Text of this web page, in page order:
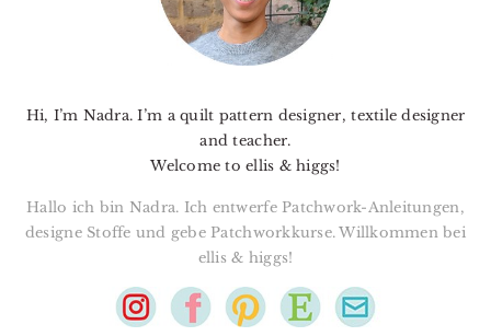
Hi, I’m Nadra. I’m a quilt pattern designer, textile designer
and teacher.
Welcome to ellis & higgs!
Hallo ich bin Nadra. Ich entwerfe Patchwork-Anleitungen,
designe Stoffe und gebe Patchworkkurse. Willkommen bei
ellis & higgs!